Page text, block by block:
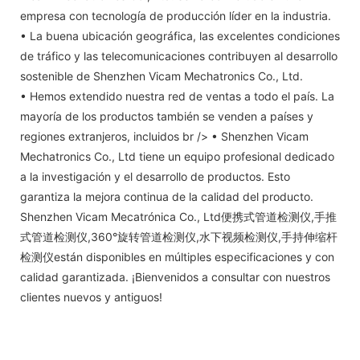
empresa con tecnología de producción líder en la industria.
• La buena ubicación geográfica, las excelentes condiciones
de tráfico y las telecomunicaciones contribuyen al desarrollo
sostenible de Shenzhen Vicam Mechatronics Co., Ltd.
• Hemos extendido nuestra red de ventas a todo el país. La
mayoría de los productos también se venden a países y
regiones extranjeros, incluidos br /> • Shenzhen Vicam
Mechatronics Co., Ltd tiene un equipo profesional dedicado
a la investigación y el desarrollo de productos. Esto
garantiza la mejora continua de la calidad del producto.
Shenzhen Vicam Mecatrónica Co., Ltd便携式管道检测仪,手推
式管道检测仪,360°旋转管道检测仪,水下视频检测仪,手持伸缩杆
检测仪están disponibles en múltiples especificaciones y con
calidad garantizada. ¡Bienvenidos a consultar con nuestros
clientes nuevos y antiguos!